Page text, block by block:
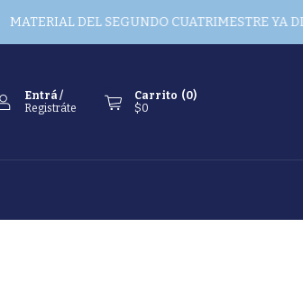
MATERIAL DEL SEGUNDO CUATRIMESTRE YA
Entrá /
Registráte
Carrito (0)
$0